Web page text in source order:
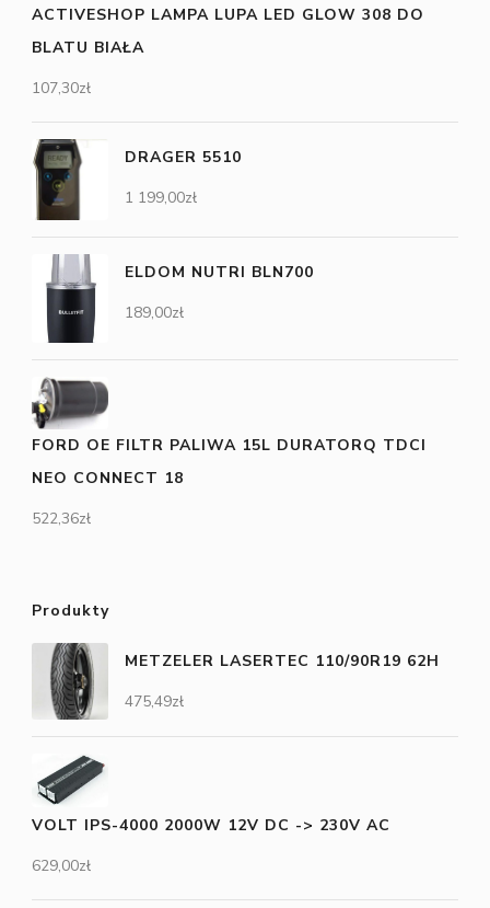
ACTIVESHOP LAMPA LUPA LED GLOW 308 DO
BLATU BIAŁA
107,30zł
DRAGER 5510
1 199,00zł
ELDOM NUTRI BLN700
189,00zł
FORD OE FILTR PALIWA 15L DURATORQ TDCI
NEO CONNECT 18
522,36zł
Produkty
METZELER LASERTEC 110/90R19 62H
475,49zł
VOLT IPS-4000 2000W 12V DC -> 230V AC
629,00zł